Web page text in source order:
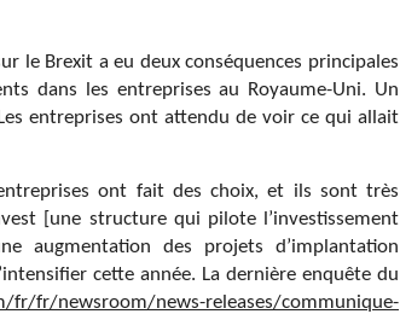
le Brexit a eu deux conséquences principales
dans les entreprises au Royaume-Uni. Un
entreprises ont attendu de voir ce qui allait
ont fait des choix, et ils sont très
[une structure qui pilote l’investissement
augmentation des projets d’implantation
cette année. La dernière enquête du
fr/fr/newsroom/news-releases/communique-